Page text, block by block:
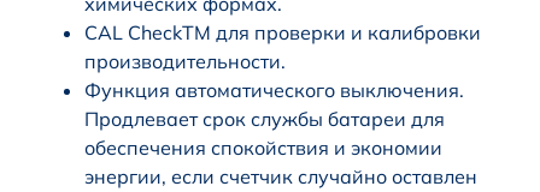
CAL CheckTM для проверки и калибровки
производительности.
Функция автоматического выключения.
Продлевает срок службы батареи для
обеспечения спокойствия и экономии
энергии, если счетчик случайно оставлен